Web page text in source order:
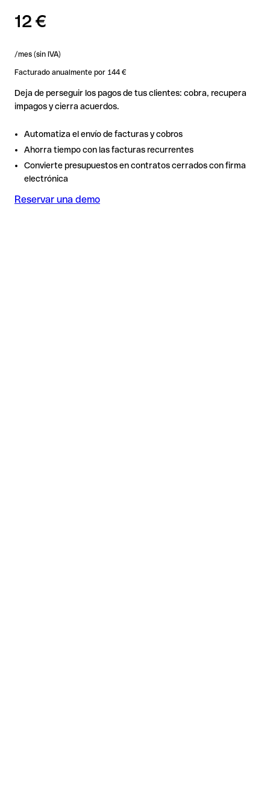
12 €
/mes (sin IVA)
Facturado anualmente por 144 €
Deja de perseguir los pagos de tus clientes: cobra, recupera
impagos y cierra acuerdos.
Automatiza el envío de facturas y cobros
Ahorra tiempo con las facturas recurrentes
Convierte presupuestos en contratos cerrados con firma
electrónica
Reservar una demo